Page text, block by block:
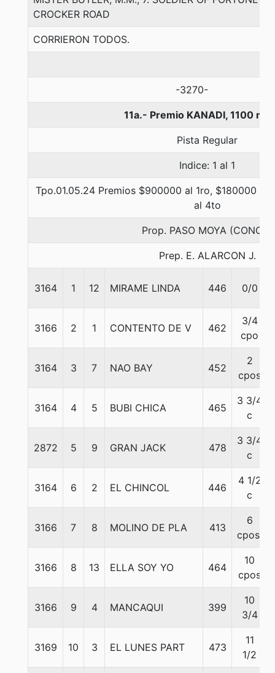
CROCKER ROAD
CORRIERON TODOS.
-3270-
11a.- Premio KANADI, 1100
Pista Regular
Indice: 1 al 1
Tpo.01.05.24 Premios $900000 al 1ro, $180000
al 4to
Prop. PASO MOYA (CONCE)
Prep. E. ALARCON J.
3164 1 12 MIRAME LINDA 446 0/0
3166 2 1 CONTENTO DE V 462
3/4
cpo
3164 3 7 NAO BAY 452
2
cpos
3164 4 5 BUBI CHICA 465
3 3/4
c
2872 5 9 GRAN JACK 478
3 3/4
c
3164 6 2 EL CHINCOL 446
4 1/2
c
3166 7 8 MOLINO DE PLA 413
6
cpos.
3166 8 13 ELLA SOY YO 464
10
cpos
3166 9 4 MANCAQUI 399
10
3/4
3169 10 3 EL LUNES PART 473
11
1/2